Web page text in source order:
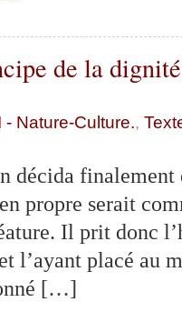
de la
- Nature-Culture.,
décida finalement
propre serait
Il prit donc
l’ayant placé au
[…]